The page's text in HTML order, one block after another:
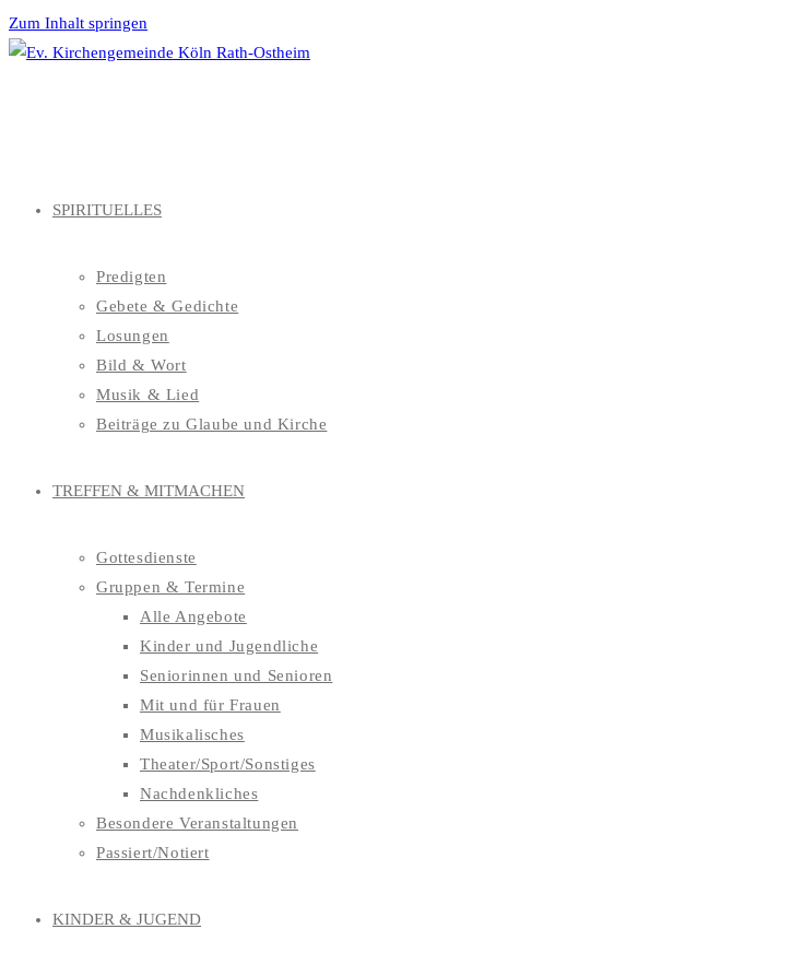
Zum Inhalt springen
SPIRITUELLES
Predigten
Gebete & Gedichte
Losungen
Bild & Wort
Musik & Lied
Beiträge zu Glaube und Kirche
TREFFEN & MITMACHEN
Gottesdienste
Gruppen & Termine
Alle Angebote
Kinder und Jugendliche
Seniorinnen und Senioren
Mit und für Frauen
Musikalisches
Theater/Sport/Sonstiges
Nachdenkliches
Besondere Veranstaltungen
Passiert/Notiert
KINDER & JUGEND